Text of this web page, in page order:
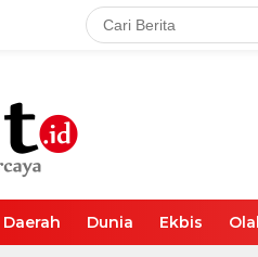
Daerah Dunia Ekbis